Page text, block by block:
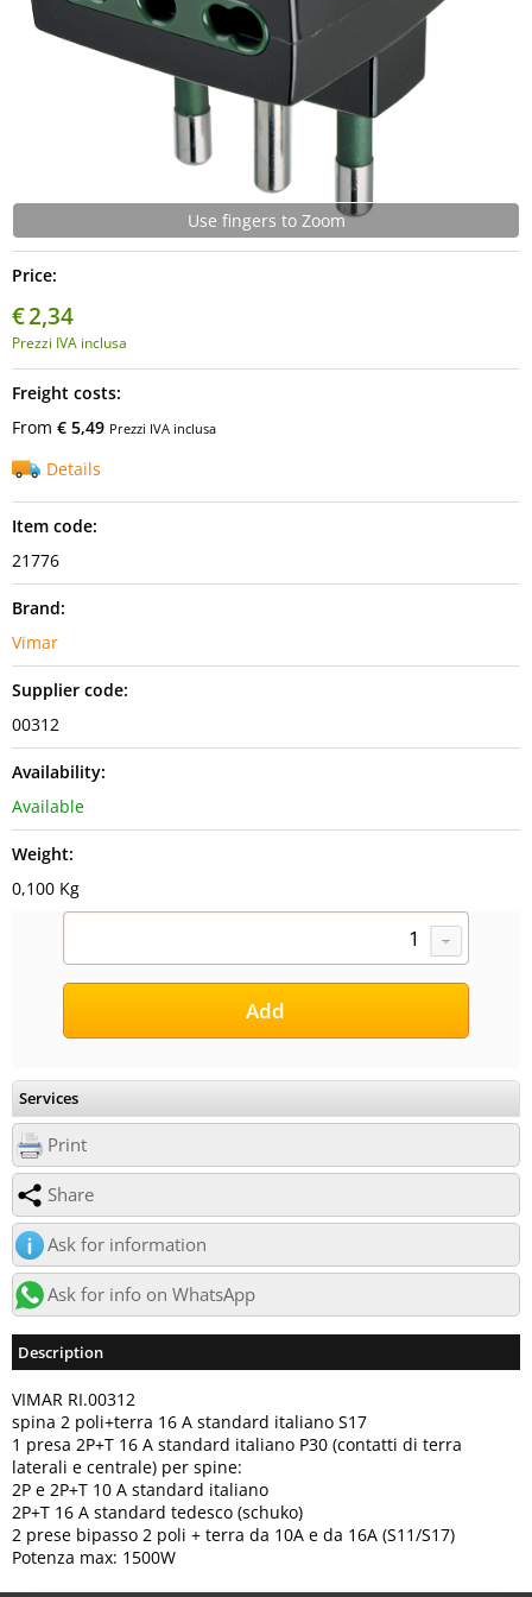
Use fingers to Zoom
Price:
€2,34
Prezzi IVA inclusa
Freight costs:
From € 5,49 Prezzi IVA inclusa
Details
Item code:
21776
Brand:
Vimar
Supplier code:
00312
Availability:
Available
Weight:
0,100 Kg
Services
Print
Share
Ask for information
Ask for info on WhatsApp
Description
VIMAR RI.00312
spina 2 poli+terra 16 A standard italiano S17
1 presa 2P+T 16 A standard italiano P30 (contatti di terra
laterali e centrale) per spine:
2P e 2P+T 10 A standard italiano
2P+T 16 A standard tedesco (schuko)
2 prese bipasso 2 poli + terra da 10A e da 16A (S11/S17)
Potenza max: 1500W